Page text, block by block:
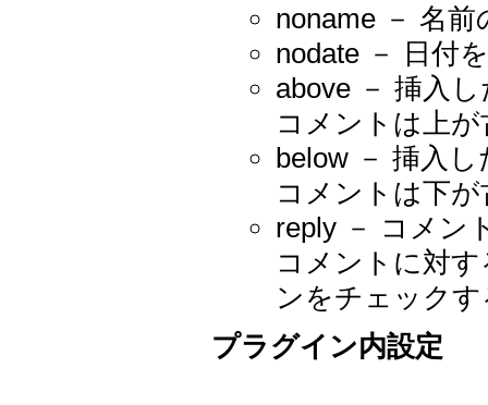
noname － 名
nodate － 日付
above － 挿入
コメントは上
below － 挿入
コメントは下
reply － コメン
コメントに対
ンをチェック
プラグイン内設定